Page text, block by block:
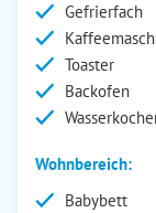
Gefrierfach
Toaster
Backofen
Wohnbereich:
Babybett